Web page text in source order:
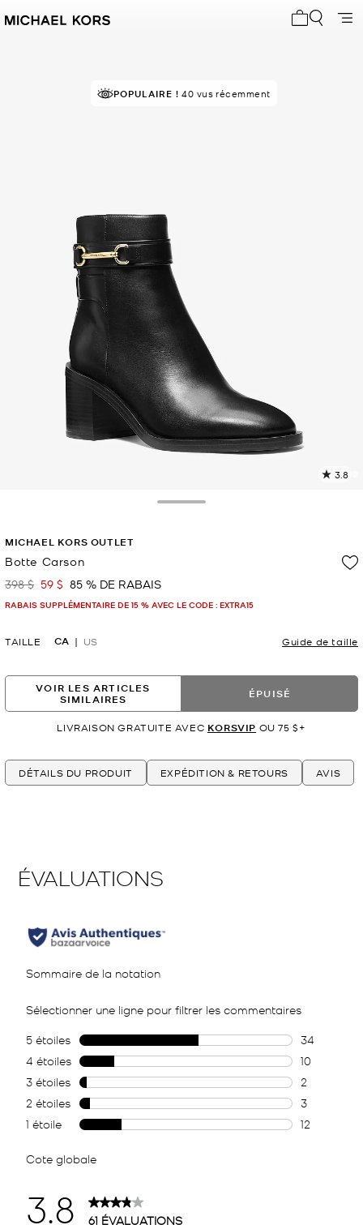
POPULAIRE ! 40 vus récemment
3.8
MICHAEL KORS OUTLET
Botte Carson
était
398 $ maintenant
59 $ 85 % DE RABAIS
RABAIS SUPPLÉMENTAIRE DE 15 % AVEC LE CODE : EXTRA15
TAILLE CA US Guide de taille
VOIR LES ARTICLES
SIMILAIRES
ÉPUISÉ
LIVRAISON GRATUITE AVEC KORSVIP OU 75 $+
DÉTAILS DU PRODUIT EXPÉDITION & RETOURS AVIS